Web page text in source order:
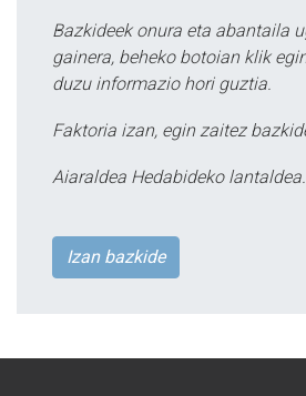
Bazkideek onura eta abantaila
gainera, beheko botoian klik
duzu informazio hori guztia.
Faktoria izan, egin zaitez
Aiaraldea Hedabideko lantaldea.
Izan bazkide